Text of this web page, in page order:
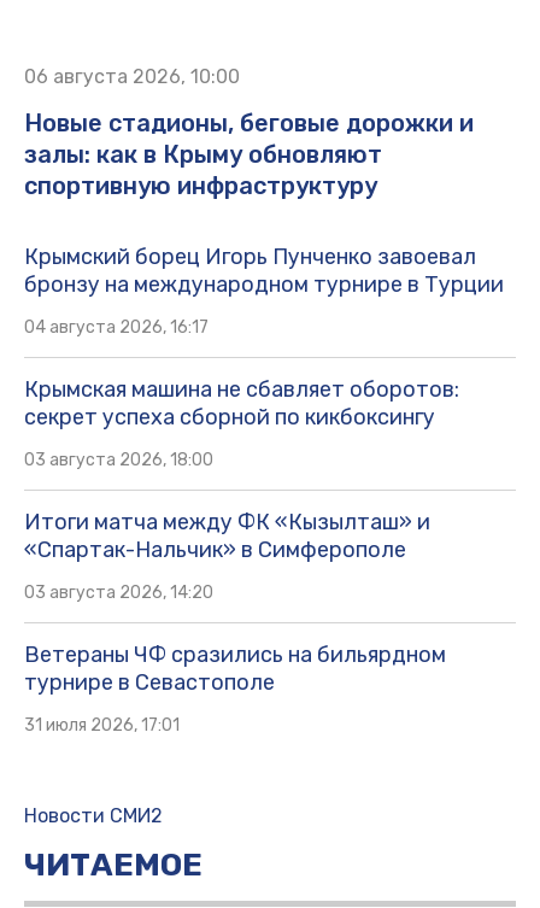
06 августа 2026, 10:00
Новые стадионы, беговые дорожки и
залы: как в Крыму обновляют
спортивную инфраструктуру
Крымский борец Игорь Пунченко завоевал
бронзу на международном турнире в Турции
04 августа 2026, 16:17
Крымская машина не сбавляет оборотов:
секрет успеха сборной по кикбоксингу
03 августа 2026, 18:00
Итоги матча между ФК «Кызылташ» и
«Спартак-Нальчик» в Симферополе
03 августа 2026, 14:20
Ветераны ЧФ сразились на бильярдном
турнире в Севастополе
31 июля 2026, 17:01
Новости СМИ2
ЧИТАЕМОЕ